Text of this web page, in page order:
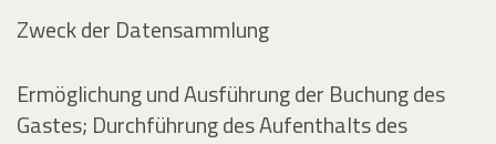
Zweck der Datensammlung
Ermöglichung und Ausführung der Buchung des
Gastes; Durchführung des Aufenthalts des